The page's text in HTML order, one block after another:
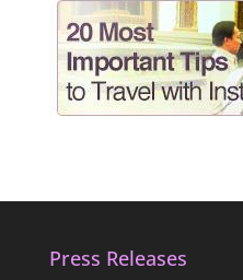
Press Releases